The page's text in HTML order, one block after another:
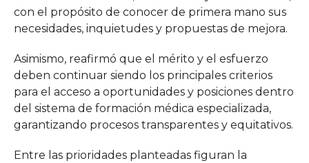
con el propósito de conocer de primera mano sus
necesidades, inquietudes y propuestas de mejora.
Asimismo, reafirmó que el mérito y el esfuerzo
deben continuar siendo los principales criterios
para el acceso a oportunidades y posiciones dentro
del sistema de formación médica especializada,
garantizando procesos transparentes y equitativos.
Entre las prioridades planteadas figuran la